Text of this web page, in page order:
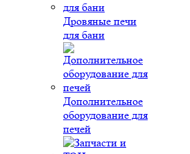
Дровяные печи
для бани
Дополнительное
оборудование для
печей